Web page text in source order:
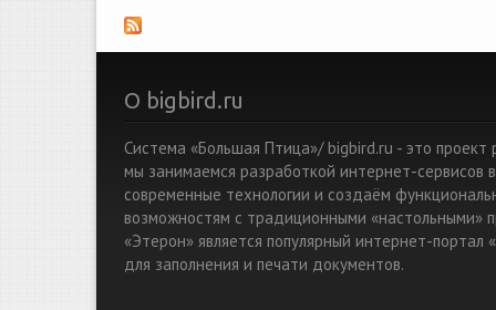
О bigbird.ru
Система «Большая Птица»/ bigbird.ru - это
мы занимаемся разработкой интернет-сервисов
современные технологии и создаём
возможностям с традиционными «настольными»
«Этерон» является популярный интернет-портал «
для заполнения и печати документов.